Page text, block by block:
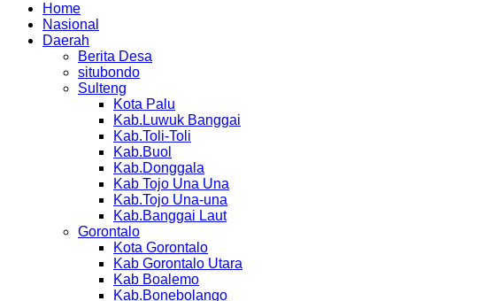
Home
Nasional
Daerah
Berita Desa
situbondo
Sulteng
Kota Palu
Kab.Luwuk Banggai
Kab.Toli-Toli
Kab.Buol
Kab.Donggala
Kab Tojo Una Una
Kab.Tojo Una-una
Kab.Banggai Laut
Gorontalo
Kota Gorontalo
Kab Gorontalo Utara
Kab Boalemo
Kab.Bonebolango